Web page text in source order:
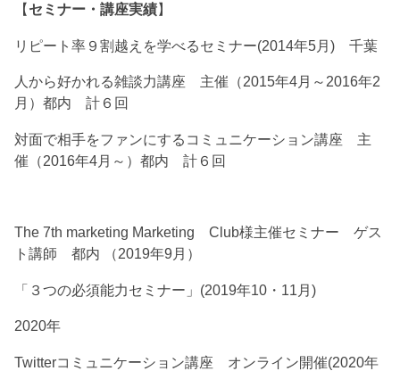
【セミナー・講座実績】
リピート率９割越えを学べるセミナー(2014年5月) 千葉
人から好かれる雑談力講座 主催（2015年4月～2016年2
月）都内 計６回
対面で相手をファンにするコミュニケーション講座 主
催（2016年4月～）都内 計６回
The 7th marketing Marketing Club様主催セミナー ゲス
ト講師 都内 （2019年9月）
「３つの必須能力セミナー」(2019年10・11月)
2020年
Twitterコミュニケーション講座 オンライン開催(2020年